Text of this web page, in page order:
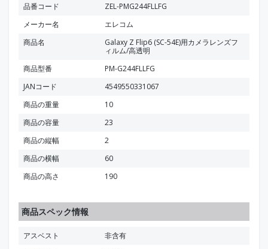
品番コード
ZEL-PMG244FLLFG
メーカー名
エレコム
商品名
Galaxy Z Flip6 (SC-54E)用カメラレンズフ
ィルム/高透明
商品型番
PM-G244FLLFG
JANコード
4549550331067
商品の重量
10
商品の容量
23
商品の縦幅
2
商品の横幅
60
商品の高さ
190
商品スペック情報
アスベスト
非含有